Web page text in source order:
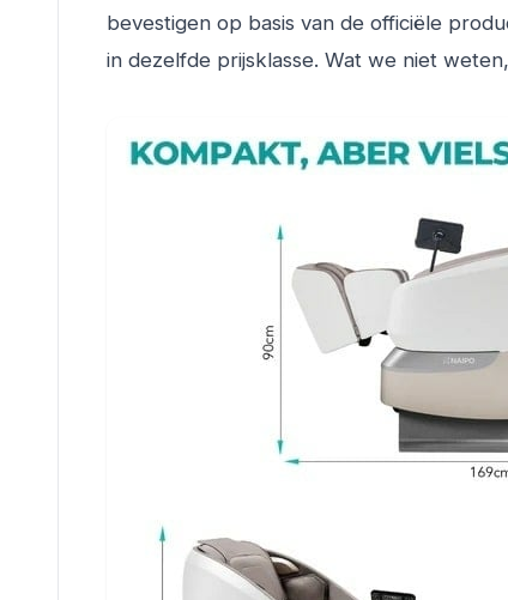
bevestigen op basis van de officiële
in dezelfde prijsklasse. Wat we niet